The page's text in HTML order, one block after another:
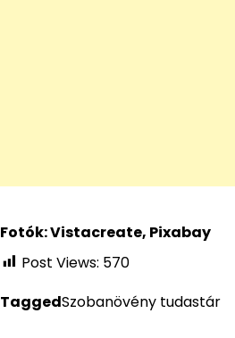
Fotók: Vistacreate, Pixabay
Post Views: 570
TaggedSzobanövény tudastár